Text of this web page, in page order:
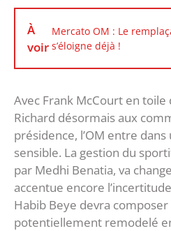
À
voir
Mercato OM : Le
s’éloigne déjà !
Avec Frank McCourt en
Richard désormais aux
présidence, l’OM entre
sensible. La gestion du
par Medhi Benatia, va
accentue encore
Habib Beye devra
potentiellement remodelé